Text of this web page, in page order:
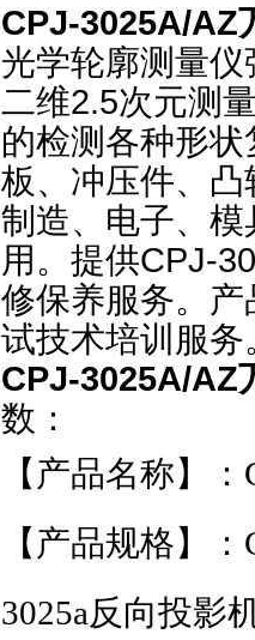
CPJ-3025A/AZ
光学轮廓测量
二维2.5次元测
的检测各种形
板、冲压件、
制造、电子、
用。提供CPJ-
修保养服务。
试技术培训服务
CPJ-3025A/AZ
数：
【产品名称】
【产品规格】
3025a反向投影